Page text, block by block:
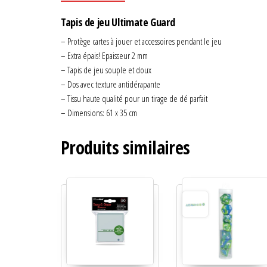
Tapis de jeu Ultimate Guard
– Protège cartes à jouer et accessoires pendant le jeu
– Extra épais! Epaisseur 2 mm
– Tapis de jeu souple et doux
– Dos avec texture antidérapante
– Tissu haute qualité pour un tirage de dé parfait
– Dimensions: 61 x 35 cm
Produits similaires